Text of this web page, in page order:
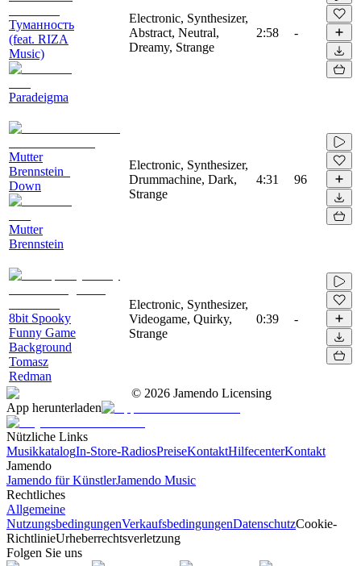
Туманность
(feat. RIZA
Music)
Paradeigma
Electronic, Synthesizer,
Abstract, Neutral,
Dreamy, Strange
2:58 -
Mutter
Brennstein_
Down
Mutter
Brennstein
Electronic, Synthesizer,
Drummachine, Dark,
Strange
4:31 96
8bit Spooky
Funny Game
Background
Tomasz
Redman
Electronic, Synthesizer,
Videogame, Quirky,
Strange
0:39 -
© 2026 Jamendo Licensing
App herunterladen
Nützliche Links
MusikkatalogIn-Store-RadiosPreiseKontaktHilfecenterKontakt
Jamendo
Jamendo für KünstlerJamendo Music
Rechtliches
Allgemeine
NutzungsbedingungenVerkaufsbedingungenDatenschutzCookie-
RichtlinieUrheberrechtsverletzung
Folgen Sie uns